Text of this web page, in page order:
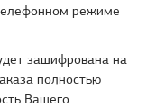
режиме
зашифрована на
полностью
Вашего